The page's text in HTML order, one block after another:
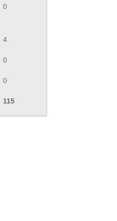
0
4
0
0
115